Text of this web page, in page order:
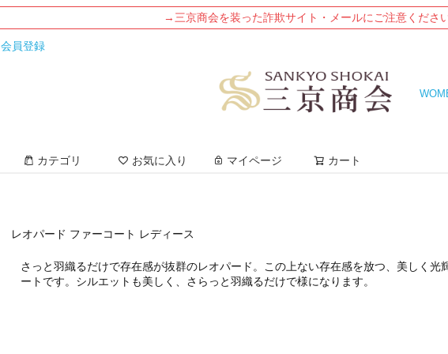
→三京商会を装った詐欺サイト・メールにご注意くださ
会員登録
カテゴリ お気に入り マイページ カート
レオパード ファーコート レディース
さっと羽織るだけで存在感が抜群のレオパード。この上ない存在感を放つ、美しく光
ートです。シルエットも美しく、さらっと羽織るだけで様になります。